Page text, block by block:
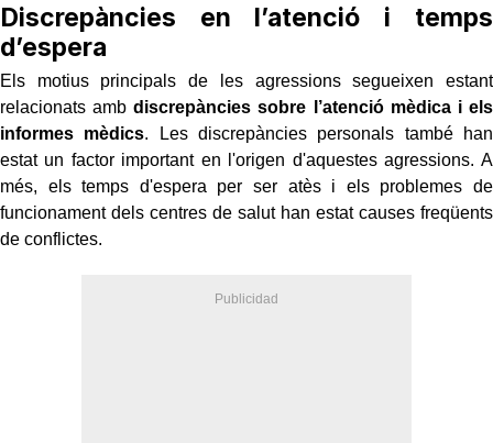
Discrepàncies en l’atenció i temps
d’espera
Els motius principals de les agressions segueixen estant
relacionats ambdiscrepàncies sobre l’atenció mèdica i els
informes mèdics. Les discrepàncies personals també han
estat un factor important en l'origen d'aquestes agressions. A
més, els temps d'espera per ser atès i els problemes de
funcionament dels centres de salut han estat causes freqüents
de conflictes.